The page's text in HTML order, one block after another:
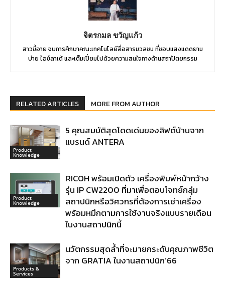
จิตรกมล ขวัญแก้ว
สาวขี้อาย จบการศึกษาคณะเทคโนโลยีสื่อสารมวลชน ที่ชอบแสงแดดยาม
บ่าย ไอซ์ลาเต้ และเต็มเปี่ยมไปด้วยความสนใจทางด้านสถาปัตยกรรม
RELATED ARTICLES MORE FROM AUTHOR
Product
Knowledge
5 คุณสมบัติสุดโดดเด่นของลิฟต์บ้านจาก
แบรนด์ ANTERA
Product
Knowledge
RICOH พร้อมเปิดตัว เครื่องพิมพ์หน้ากว้าง
รุ่น IP CW2200 ที่มาเพื่อตอบโจทย์กลุ่ม
สถาปนิกหรือวิศวกรที่ต้องการเช่าเครื่อง
พร้อมหมึกตามการใช้งานจริงแบบรายเดือน
ในงานสถาปนิกนี้
Products &
Services
นวัตกรรมสุดล้ำที่จะมายกระดับคุณภาพชีวิต
จาก GRATIA ในงานสถาปนิก’66